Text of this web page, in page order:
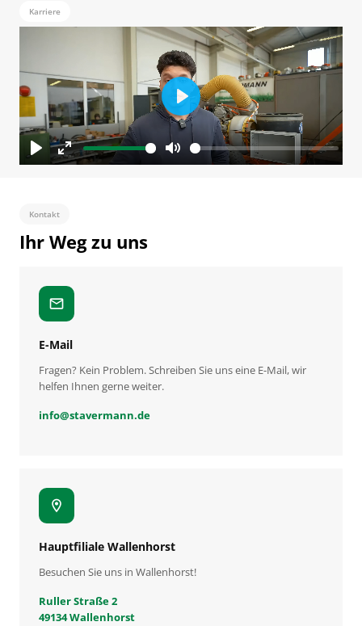
Karriere
PlayEnter
Mute
Play
Kontakt
Ihr Weg zu uns
mail
E-Mail
Fragen? Kein Problem. Schreiben Sie uns eine E-Mail, wir
helfen Ihnen gerne weiter.
info@stavermann.de
location_on
Hauptfiliale Wallenhorst
Besuchen Sie uns in Wallenhorst!
Ruller Straße 2
49134 Wallenhorst